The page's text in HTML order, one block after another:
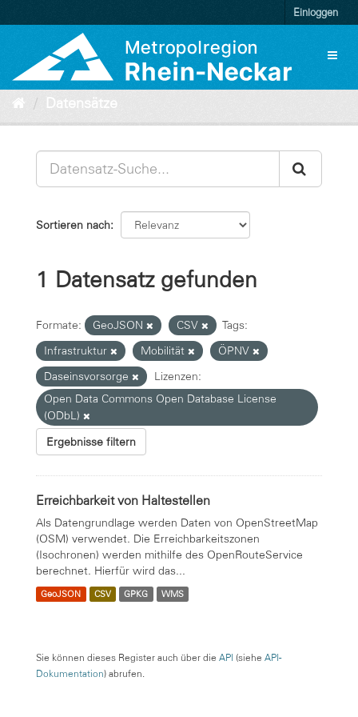
zum
Einloggen
Datensätze
Sortieren nach
1 Datensatz gefunden
Formate: GeoJSON CSV
Tags:
Infrastruktur
Mobilität
ÖPNV
Daseinsvorsorge
Lizenzen:
Open Data Commons Open Database License
(ODbL)
Ergebnisse filtern
Erreichbarkeit von Haltestellen
Als Datengrundlage werden Daten von OpenStreetMap
(OSM) verwendet. Die Erreichbarkeitszonen
(Isochronen) werden mithilfe des OpenRouteService
berechnet. Hierfür wird das...
GeoJSON CSV GPKG WMS
Sie können dieses Register auch über die API (siehe API-
Dokumentation) abrufen.